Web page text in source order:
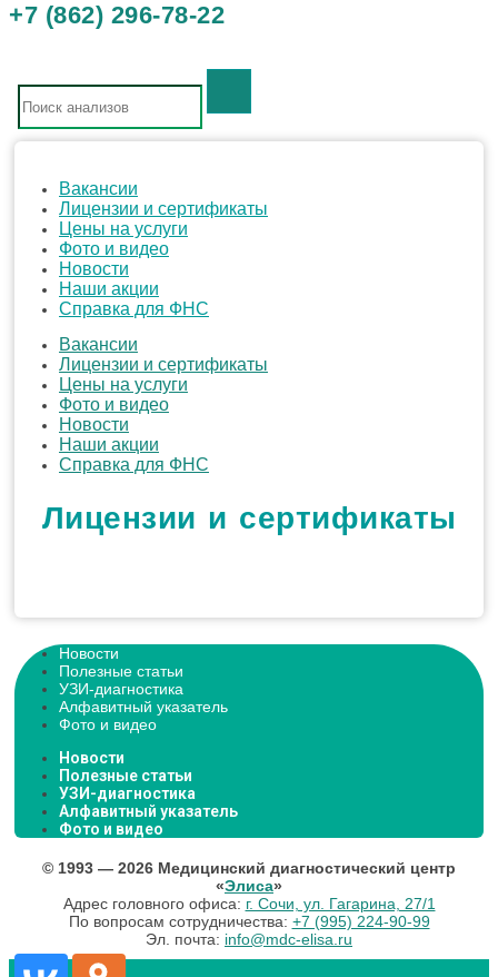
+7 (862) 296-78-22
Вакансии
Лицензии и сертификаты
Цены на услуги
Фото и видео
Новости
Наши акции
Справка для ФНС
Вакансии
Лицензии и сертификаты
Цены на услуги
Фото и видео
Новости
Наши акции
Справка для ФНС
Лицензии и сертификаты
Новости
Полезные статьи
УЗИ-диагностика
Алфавитный указатель
Фото и видео
Новости
Полезные статьи
УЗИ-диагностика
Алфавитный указатель
Фото и видео
© 1993 — 2026 Медицинский диагностический центр
«Элиса»
Адрес головного офиса: г. Сочи, ул. Гагарина, 27/1
По вопросам сотрудничества: +7 (995) 224-90-99
Эл. почта: info@mdc-elisa.ru